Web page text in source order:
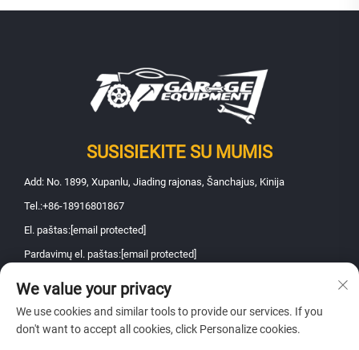
SUSISIEKITE SU MUMIS
Add: No. 1899, Xupanlu, Jiading rajonas, Šanchajus, Kinija
Tel.:+86-18916801867
El. paštas:[email protected]
Pardavimų el. paštas:[email protected]
Autorių teisės © 2026 Shanghai Fanbao Automobile Maintenance
Equipment Co., Ltd.. Visos teisės saugomos -Privatumo politika
We value your privacy
We use cookies and similar tools to provide our services. If you
don't want to accept all cookies, click Personalize cookies.